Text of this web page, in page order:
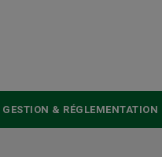
GESTION & RÉGLEMENTATION